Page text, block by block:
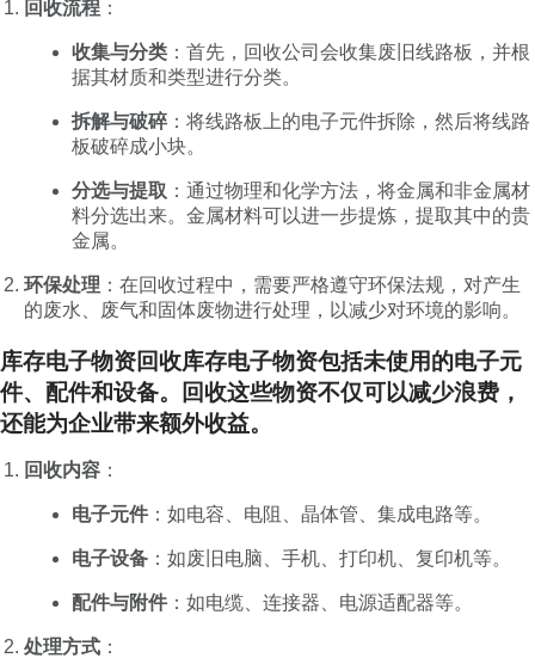
回收流程 ：
收集与分类 ：首先，回收公司会收集废旧线路板，并根
据其材质和类型进行分类。
拆解与破碎：将线路板上的电子元件拆除，然后将线路
板破碎成小块。
分选与提取 ：通过物理和化学方法，将金属和非金属材
料分选出来。金属材料可以进一步提炼，提取其中的贵
金属。
环保处理 ：在回收过程中，需要严格遵守环保法规，对产生
的废水、废气和固体废物进行处理，以减少对环境的影响。
库存电子物资回收库存电子物资包括未使用的电子元
件、配件和设备。回收这些物资不仅可以减少浪费，
还能为企业带来额外收益。
回收内容 ：
电子元件 ：如电容、电阻、晶体管、集成电路等。
电子设备 ：如废旧电脑、手机、打印机、复印机等。
配件与附件 ：如电缆、连接器、电源适配器等。
处理方式 ：